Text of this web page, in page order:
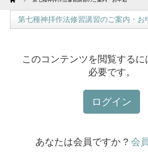
第七種神拝作法修習講習のご案内・お
このコンテンツを閲覧する
必要です。
ログイン
あなたは会員ですか ? 会